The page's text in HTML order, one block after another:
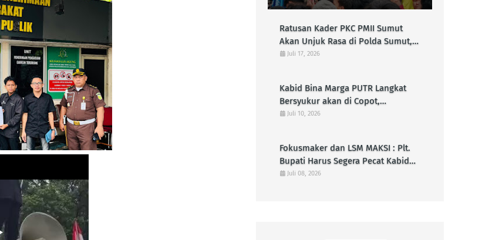
PUTR Langkat Tahun 2025
Ratusan Kader PKC PMII Sumut
Akan Unjuk Rasa di Polda Sumut,
Desak Usut Tuntas Kasus Ganja 6,8
Juli 17, 2026
Kabid Bina Marga PUTR Langkat
Bersyukur akan di Copot,
Benarkah?
Juli 10, 2026
Fokusmaker dan LSM MAKSI : Plt.
Bupati Harus Segera Pecat Kabid
Bina Marga Dinas PUTR Langkat !
Juli 08, 2026